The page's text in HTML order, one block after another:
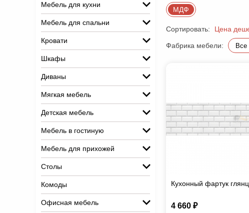
Мебель для кухни
Мебель для спальни
Кровати
Шкафы
Диваны
Мягкая мебель
Детская мебель
Мебель в гостиную
Мебель для прихожей
Столы
Комоды
Офисная мебель
МДФ
Сортировать: Цена
Фабрика мебели:
Кухонный фартук
4 660 ₽